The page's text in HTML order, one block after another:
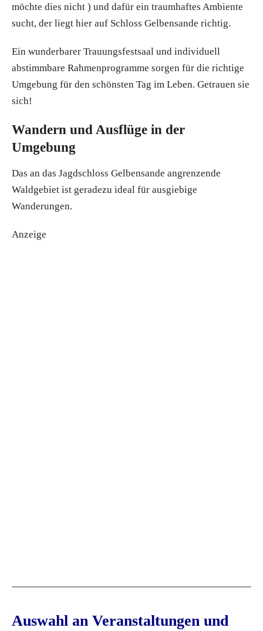
möchte dies nicht ) und dafür ein traumhaftes Ambiente
sucht, der liegt hier auf Schloss Gelbensande richtig.
Ein wunderbarer Trauungsfestsaal und individuell
abstimmbare Rahmenprogramme sorgen für die richtige
Umgebung für den schönsten Tag im Leben. Getrauen sie
sich!
Wandern und Ausflüge in der
Umgebung
Das an das Jagdschloss Gelbensande angrenzende
Waldgebiet ist geradezu ideal für ausgiebige
Wanderungen.
Anzeige
Auswahl an Veranstaltungen und